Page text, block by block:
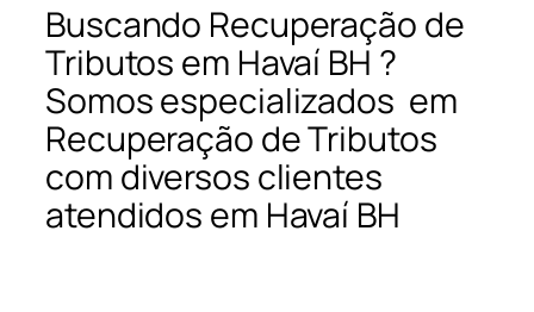
Buscando Recuperação de
Tributos em Havaí BH ?
Somos especializados em
Recuperação de Tributos
com diversos clientes
atendidos em Havaí BH